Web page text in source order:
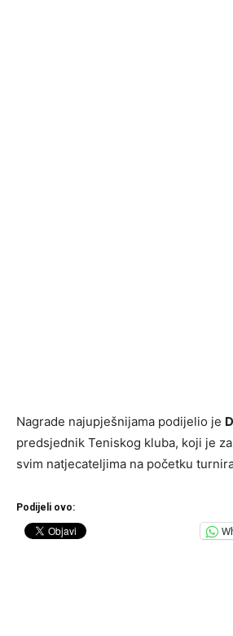
Nagrade najupješnijama podijelio je
predsjednik Teniskog kluba, koji je
svim natjecateljima na početku
Podijeli ovo: